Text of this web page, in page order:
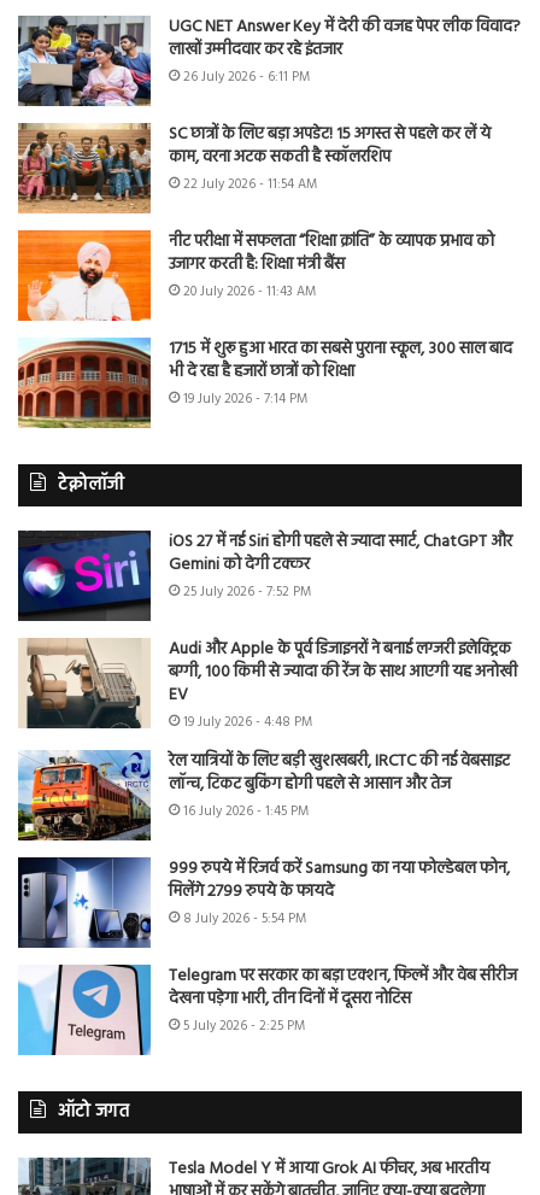
UGC NET Answer Key में देरी की वजह पेपर लीक विवाद?
लाखों उम्मीदवार कर रहे इंतजार
26 July 2026 - 6:11 PM
SC छात्रों के लिए बड़ा अपडेट! 15 अगस्त से पहले कर लें ये
काम, वरना अटक सकती है स्कॉलरशिप
22 July 2026 - 11:54 AM
नीट परीक्षा में सफलता “शिक्षा क्रांति” के व्यापक प्रभाव को
उजागर करती है: शिक्षा मंत्री बैंस
20 July 2026 - 11:43 AM
1715 में शुरू हुआ भारत का सबसे पुराना स्कूल, 300 साल बाद
भी दे रहा है हजारों छात्रों को शिक्षा
19 July 2026 - 7:14 PM
टेक्नोलॉजी
iOS 27 में नई Siri होगी पहले से ज्यादा स्मार्ट, ChatGPT और
Gemini को देगी टक्कर
25 July 2026 - 7:52 PM
Audi और Apple के पूर्व डिजाइनरों ने बनाई लग्जरी इलेक्ट्रिक
बग्गी, 100 किमी से ज्यादा की रेंज के साथ आएगी यह अनोखी
EV
19 July 2026 - 4:48 PM
रेल यात्रियों के लिए बड़ी खुशखबरी, IRCTC की नई वेबसाइट
लॉन्च, टिकट बुकिंग होगी पहले से आसान और तेज
16 July 2026 - 1:45 PM
999 रुपये में रिजर्व करें Samsung का नया फोल्डेबल फोन,
मिलेंगे 2799 रुपये के फायदे
8 July 2026 - 5:54 PM
Telegram पर सरकार का बड़ा एक्शन, फिल्में और वेब सीरीज
देखना पड़ेगा भारी, तीन दिनों में दूसरा नोटिस
5 July 2026 - 2:25 PM
ऑटो जगत
Tesla Model Y में आया Grok AI फीचर, अब भारतीय